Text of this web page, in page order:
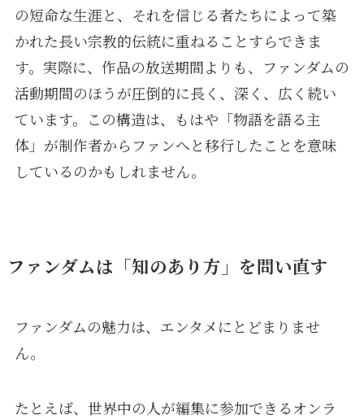
の短命な生涯と、それを信じる者たちによって築
かれた長い宗教的伝統に重ねることすらできま
す。実際に、作品の放送期間よりも、ファンダムの
活動期間のほうが圧倒的に長く、深く、広く続い
ています。この構造は、もはや「物語を語る主
体」が制作者からファンへと移行したことを意味
しているのかもしれません。
ファンダムは「知のあり方」を問い直す
ファンダムの魅力は、エンタメにとどまりませ
ん。
たとえば、世界中の人が編集に参加できるオンラ